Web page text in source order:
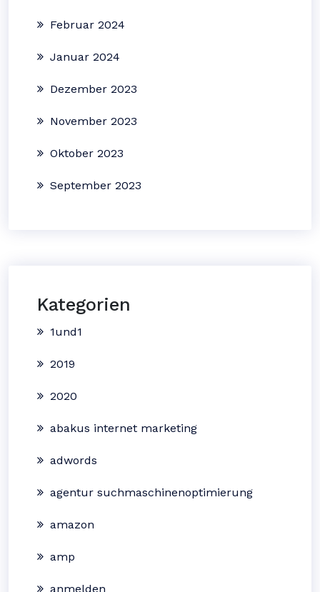
Februar 2024
Januar 2024
Dezember 2023
November 2023
Oktober 2023
September 2023
Kategorien
1und1
2019
2020
abakus internet marketing
adwords
agentur suchmaschinenoptimierung
amazon
amp
anmelden